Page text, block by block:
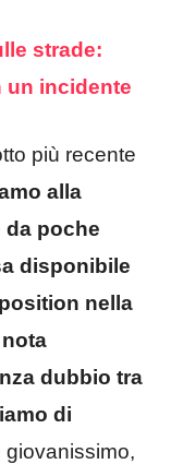
strade:
un incidente
più recente
alla
da poche
disponibile
nella
dubbio tra
di
giovanissimo,